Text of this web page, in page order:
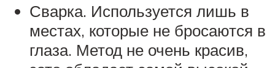
Сварка. Используется лишь в
местах, которые не бросаются в
глаза. Метод не очень красив,